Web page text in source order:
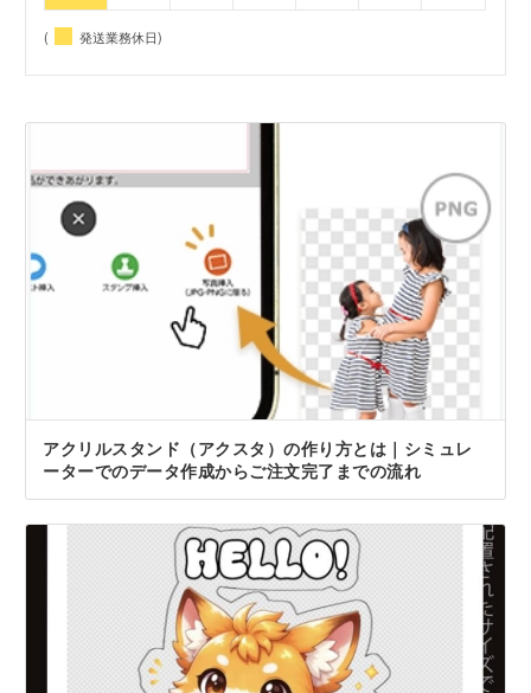
( 発送業務休日)
アクリルスタンド（アクスタ）の作り方とは｜シミュレ
ーターでのデータ作成からご注文完了までの流れ